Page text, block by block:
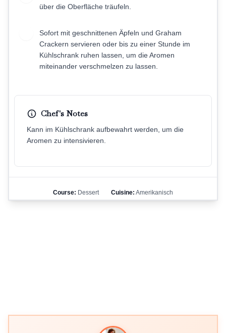
über die Oberfläche träufeln.
Sofort mit geschnittenen Äpfeln und Graham
Crackern servieren oder bis zu einer Stunde im
Kühlschrank ruhen lassen, um die Aromen
miteinander verschmelzen zu lassen.
Chef's Notes
Kann im Kühlschrank aufbewahrt werden, um die
Aromen zu intensivieren.
Course: Dessert Cuisine: Amerikanisch